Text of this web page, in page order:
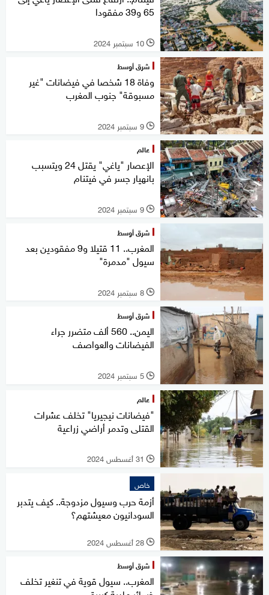
65 و39 مفقودا
l 10 سبتمبر 2024
شرق أوسط
وفاة 18 شخصا في فيضانات "غير
مسبوقة" جنوب المغرب
l 9 سبتمبر 2024
عالم
الإعصار "ياغي" يقتل 24 ويتسبب
بانهيار جسر في فيتنام
l 9 سبتمبر 2024
شرق أوسط
المغرب.. 11 قتيلا و9 مفقودين بعد
سيول "مدمرة"
l 8 سبتمبر 2024
شرق أوسط
اليمن.. 560 ألف متضرر جراء
الفيضانات والعواصف
l 5 سبتمبر 2024
عالم
"فيضانات نيجيريا" تخلف عشرات
القتلى وتدمر أراضي زراعية
l 31 أغسطس 2024
خاص
أزمة حرب وسيول مزدوجة.. كيف يتدبر
السودانيون معيشتهم؟
l 28 أغسطس 2024
شرق أوسط
المغرب.. سيول قوية في تنغير تخلف